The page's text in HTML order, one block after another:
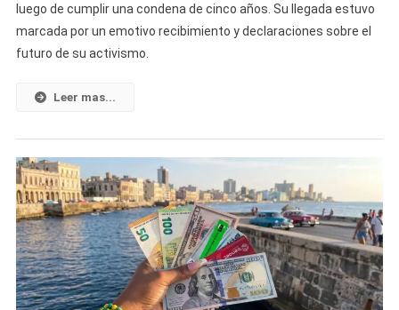
Otero
Alcántara
Llega
Años
En
Prisión
En
Cuba
Y
Afirma
Que
luego de cumplir una condena de cinco años. Su llegada estuvo
marcada por un emotivo recibimiento y declaraciones sobre el
futuro de su activismo.
Leer mas...